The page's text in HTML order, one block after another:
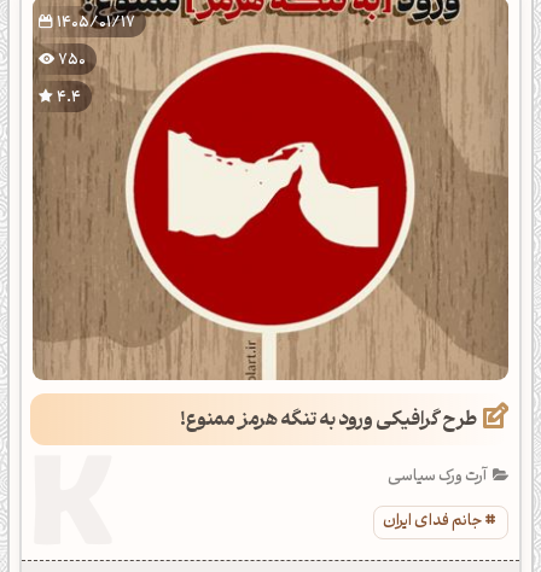
1405/01/17
750
4.4
طرح گرافیکی ورود به تنگه هرمز ممنوع!
آرت ورک سیاسی
جانم فدای ایران